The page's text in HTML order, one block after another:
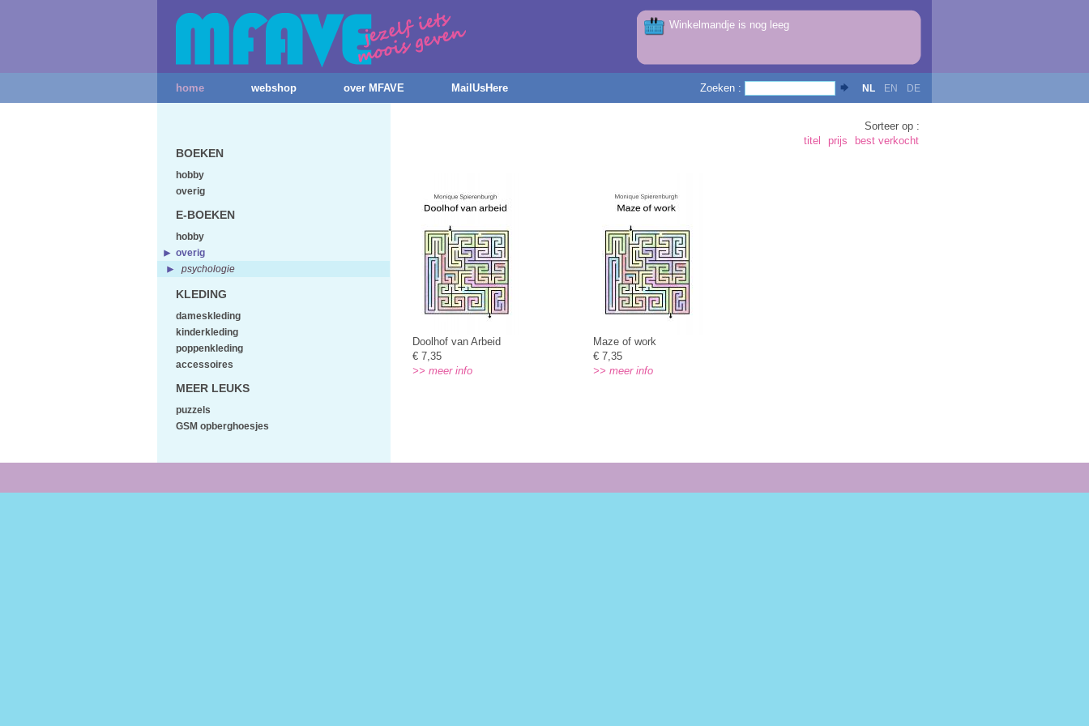
Winkelmandje is nog leeg
home webshop over MFAVE MailUsHere NL EN DE
Zoeken :
Sorteer op :
titel
prijs best verkocht
Doolhof van Arbeid
€ 7,35
>> meer info
Maze of work
€ 7,35
>> meer info
BOEKEN
hobby
overig
E-BOEKEN
hobby
overig
psychologie
KLEDING
dameskleding
kinderkleding
poppenkleding
accessoires
MEER LEUKS
puzzels
GSM opberghoesjes